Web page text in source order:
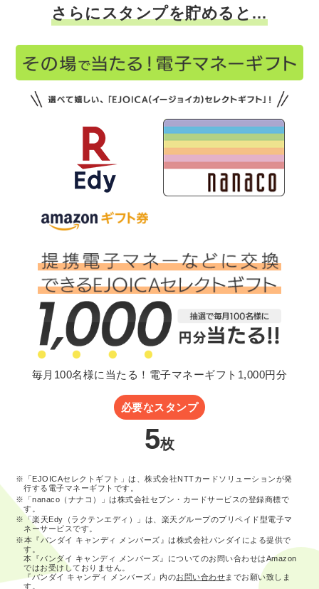
さらにスタンプを貯めると…
毎月100名様に当たる！電子マネーギフト1,000円分
必要なスタンプ
5枚
※「EJOICAセレクトギフト」は、株式会社NTTカードソリューションが発
行する電子マネーギフトです。
※「nanaco（ナナコ）」は株式会社セブン・カードサービスの登録商標で
す。
※「楽天Edy（ラクテンエディ）」は、楽天グループのプリペイド型電子マ
ネーサービスです。
※本『バンダイ キャンディ メンバーズ』は株式会社バンダイによる提供で
す。
本『バンダイ キャンディ メンバーズ』についてのお問い合わせはAmazon
ではお受けしておりません。
『バンダイ キャンディ メンバーズ』内のお問い合わせまでお願い致しま
す。